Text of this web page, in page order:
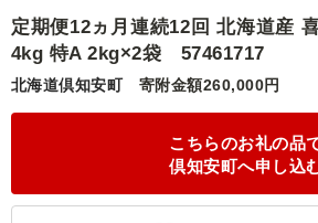
ランキング
特集・おすすめ
定期便12ヵ月連続12回 北海道産
4kg 特A 2kg×2袋 57461717
北海道倶知安町 寄附金額260,000円
こちらのお礼の品
倶知安町へ申し込